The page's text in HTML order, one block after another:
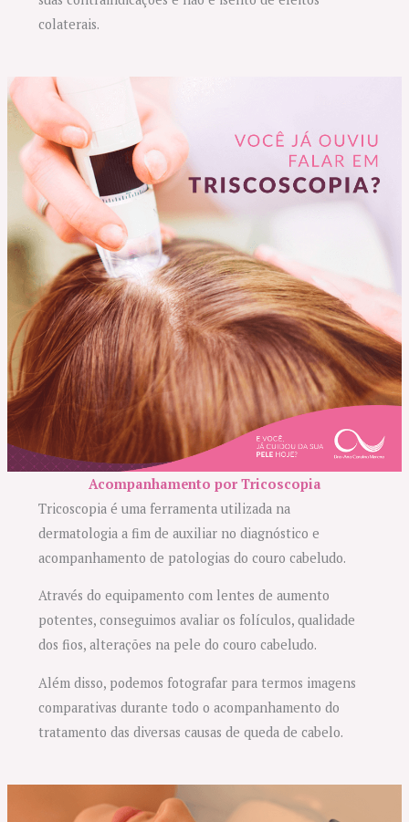
colaterais.
Acompanhamento por Tricoscopia
Tricoscopia é uma ferramenta utilizada na
dermatologia a fim de auxiliar no diagnóstico e
acompanhamento de patologias do couro cabeludo.
Através do equipamento com lentes de aumento
potentes, conseguimos avaliar os folículos, qualidade
dos fios, alterações na pele do couro cabeludo.
Além disso, podemos fotografar para termos imagens
comparativas durante todo o acompanhamento do
tratamento das diversas causas de queda de cabelo.